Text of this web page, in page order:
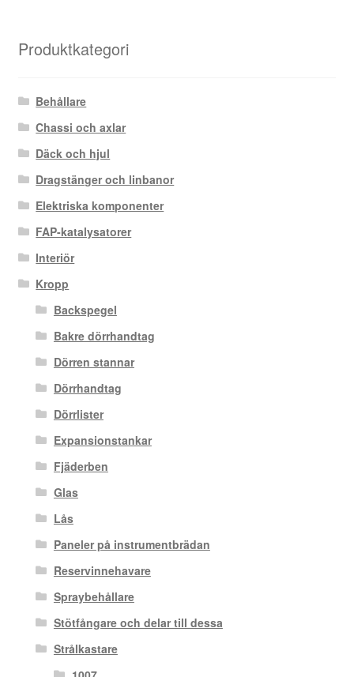
Produktkategori
Behållare
Chassi och axlar
Däck och hjul
Dragstänger och linbanor
Elektriska komponenter
FAP-katalysatorer
Interiör
Kropp
Backspegel
Bakre dörrhandtag
Dörren stannar
Dörrhandtag
Dörrlister
Expansionstankar
Fjäderben
Glas
Lås
Paneler på instrumentbrädan
Reservinnehavare
Spraybehållare
Stötfångare och delar till dessa
Strålkastare